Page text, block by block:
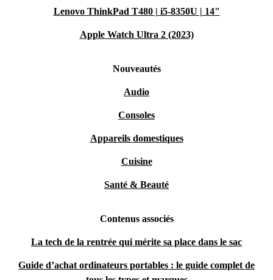
Lenovo ThinkPad T480 | i5-8350U | 14"
Apple Watch Ultra 2 (2023)
Nouveautés
Audio
Consoles
Appareils domestiques
Cuisine
Santé & Beauté
Contenus associés
La tech de la rentrée qui mérite sa place dans le sac
Guide d’achat ordinateurs portables : le guide complet de